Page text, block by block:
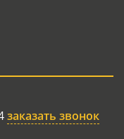
заказать звонок